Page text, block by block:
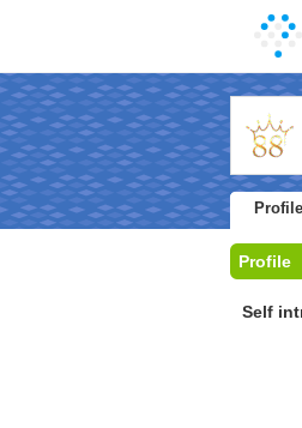
Profile
Profile
Self